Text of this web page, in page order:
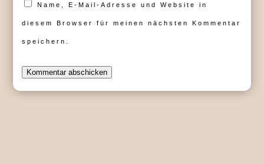
Name, E-Mail-Adresse und Website in
diesem Browser für meinen nächsten Kommentar
speichern.
Kommentar abschicken